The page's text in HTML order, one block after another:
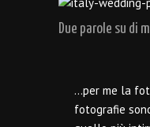
Due parole su di
…per me la
fotografie